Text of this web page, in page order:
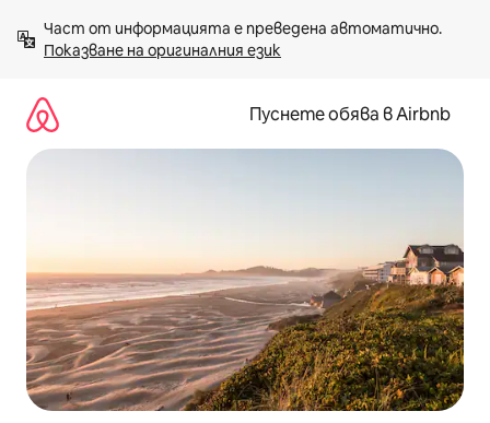
към
съдържанието
Показване на оригиналния език
Пуснете обява в Airbnb